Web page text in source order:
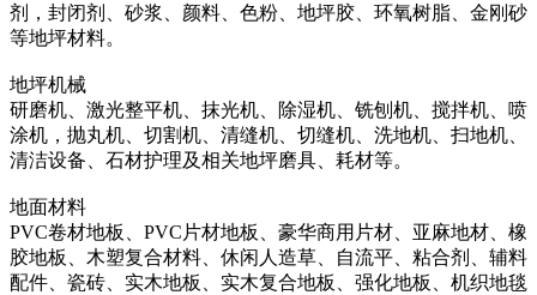
剂，封闭剂、砂浆、颜料、色粉、地坪胶、环氧树脂、金刚砂
等地坪材料。
地坪机械
研磨机、激光整平机、抹光机、除湿机、铣刨机、搅拌机、喷
涂机，抛丸机、切割机、清缝机、切缝机、洗地机、扫地机、
清洁设备、石材护理及相关地坪磨具、耗材等。
地面材料
PVC卷材地板、PVC片材地板、豪华商用片材、亚麻地材、橡
胶地板、木塑复合材料、休闲人造草、自流平、粘合剂、辅料
配件、瓷砖、实木地板、实木复合地板、强化地板、机织地毯